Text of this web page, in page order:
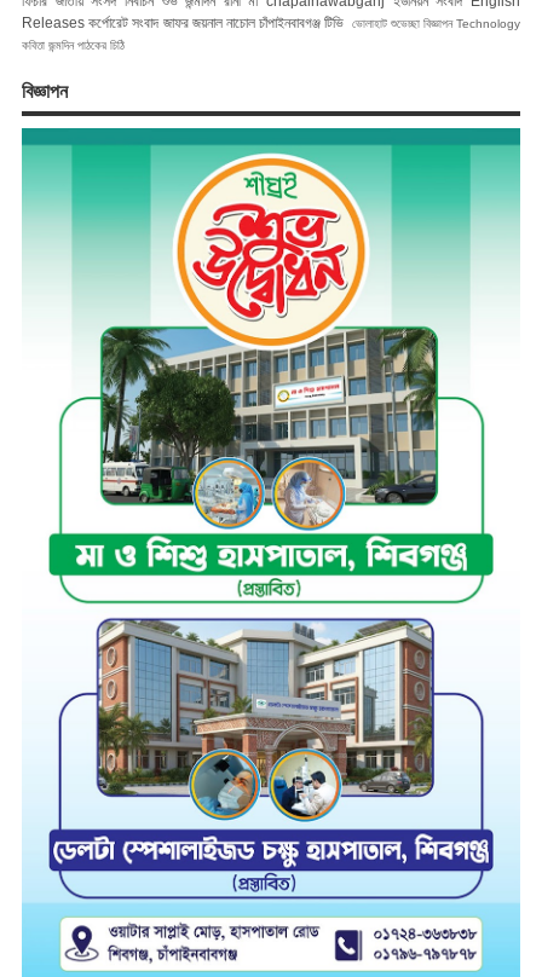
Releases কর্পোরেট সংবাদ জাফর জয়নাল নাচোল চাঁপাইনবাবগঞ্জ টিভি ভোলাহাট শুভেচ্ছা বিজ্ঞাপন Technology
কবিতা জন্মদিন পাঠকের চিঠি
বিজ্ঞাপন